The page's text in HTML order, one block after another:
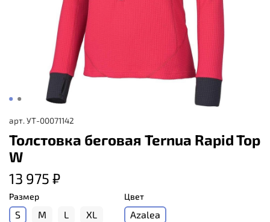
арт. УТ-00071142
Толстовка беговая Ternua Rapid Top
W
13 975 ₽
Размер
S M L XL
Цвет
Azalea